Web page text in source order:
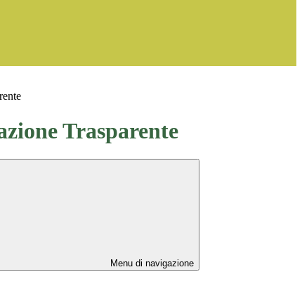
Trasparente
Menu di navigazione